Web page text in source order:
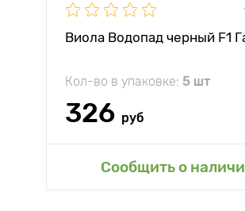
Виола Водопад черный F1
Кол-во в упаковке: 5 шт
326 руб
Сообщить о